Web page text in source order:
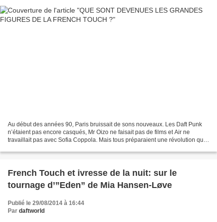
Au début des années 90, Paris bruissait de sons nouveaux. Les Daft Punk
n’étaient pas encore casqués, Mr Oizo ne faisait pas de films et Air ne
travaillait pas avec Sofia Coppola. Mais tous préparaient une révolution qui
French Touch et ivresse de la nuit: sur le
tournage d’”Eden” de Mia Hansen-Løve
Publié le 29/08/2014 à 16:44
Par daftworld